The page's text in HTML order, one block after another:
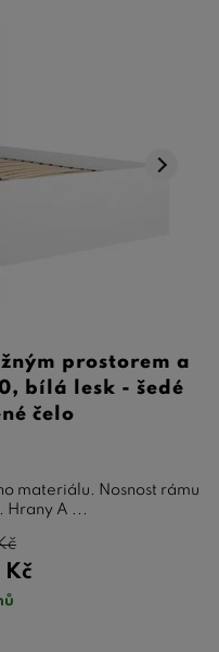
prostorem a
bílá lesk - šedé
čelo
materiálu. Nosnost rámu
Hrany A ...
Kč